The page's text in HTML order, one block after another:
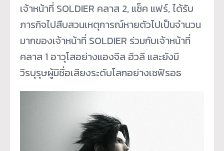
เจ้าหน้าที่ SOLDIER คลาส 2, แซ็ค แฟร์, ได้รับ
ภารกิจไปสืบสวนเหตุการณ์หายตัวไปเป็นจำนวน
มากของเจ้าหน้าที่ SOLDIER ร่วมกับเจ้าหน้าที่
คลาส 1 อาวุโสอย่างแองจีล ฮิวลี และยังมี
วีรบุรุษผู้มีชื่อเสียงระดับโลกอย่างเซฟิรอธ